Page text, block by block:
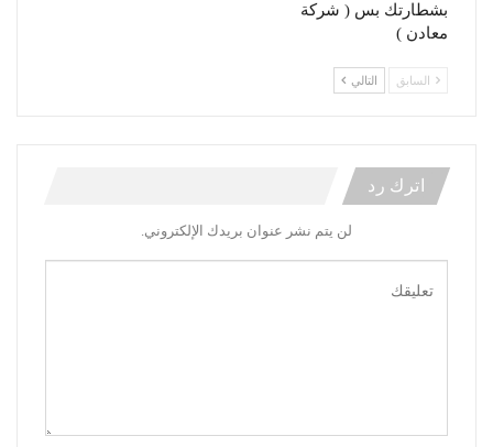
بشطارتك بس ( شركة
معادن )
السابق التالي
اترك رد
لن يتم نشر عنوان بريدك الإلكتروني.